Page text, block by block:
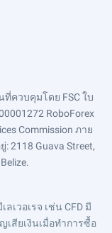
ที่ควบคุมโดย FSC ใบ
RoboForex
Commission ภาย
2118 Guava Street,
เวอเรจ เช่น CFD มี
เสียเงินเมื่อทำการซื้อ